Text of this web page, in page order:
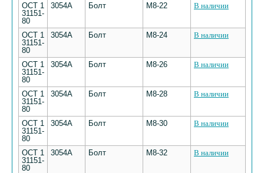
ОСТ 1
31151-
80
3054А Болт М8-22 В наличии
ОСТ 1
31151-
80
3054А Болт М8-24 В наличии
ОСТ 1
31151-
80
3054А Болт М8-26 В наличии
ОСТ 1
31151-
80
3054А Болт М8-28 В наличии
ОСТ 1
31151-
80
3054А Болт М8-30 В наличии
ОСТ 1
31151-
80
3054А Болт М8-32 В наличии